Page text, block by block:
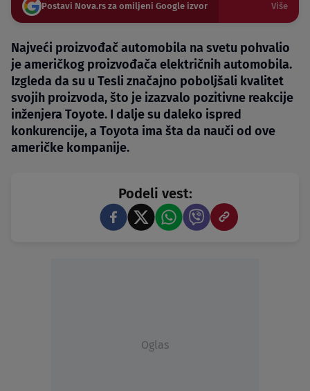
Postavi Nova.rs za omiljeni Google izvor Više
Najveći proizvođač automobila na svetu pohvalio
je američkog proizvođača električnih automobila.
Izgleda da su u Tesli značajno poboljšali kvalitet
svojih proizvoda, što je izazvalo pozitivne reakcije
inženjera Toyote. I dalje su daleko ispred
konkurencije, a Toyota ima šta da nauči od ove
američke kompanije.
Podeli vest:
Oglas